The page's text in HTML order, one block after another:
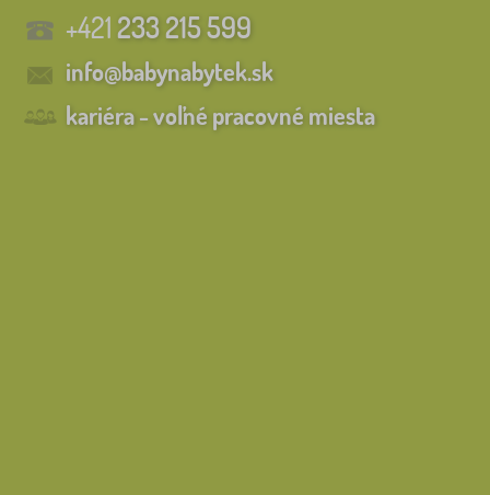
+421233 215 599
info@babynabytek.sk
kariéra - voľné pracovné miesta